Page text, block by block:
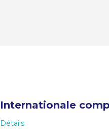
Internationale
Détails